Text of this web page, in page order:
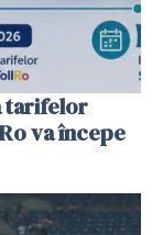
tarifelor
va începe